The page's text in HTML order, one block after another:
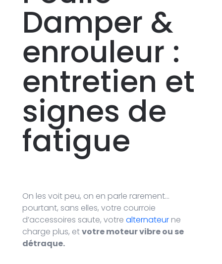
Damper &
enrouleur :
entretien et
signes de
fatigue
On les voit peu, on en parle rarement…
pourtant, sans elles, votre courroie
d’accessoires saute, votre alternateurne
charge plus, etvotre moteur vibre ou se
détraque.